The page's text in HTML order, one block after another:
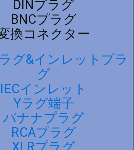
DINプラグ
BNCプラグ
換コネクター
グ&インレットプラ
グ
IECインレット
Yラグ端子
バナナプラグ
RCAプラグ